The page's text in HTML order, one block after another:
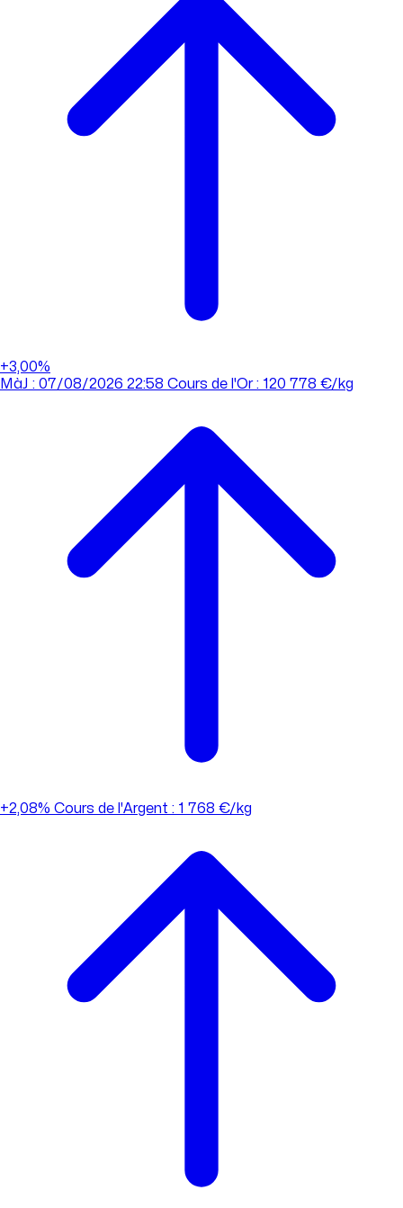
+3,00%
MàJ : 07/08/2026 22:58 Cours de l'Or : 120 778 €/kg
+2,08% Cours de l'Argent : 1 768 €/kg
(appel non surtaxé)
Consulter l'évolution des cours
MàJ : 07/08/2026 22:58 Cours de l'Or : 120 778 €/kg
Cours de l'Argent : 1 768 €/kg